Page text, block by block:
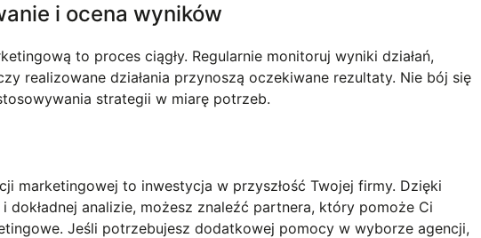
i ocena wyników
to proces ciągły. Regularnie monitoruj wyniki działań,
realizowane działania przynoszą oczekiwane rezultaty. Nie bój się
strategii w miarę potrzeb.
marketingowej to inwestycja w przyszłość Twojej firmy. Dzięki
dokładnej analizie, możesz znaleźć partnera, który pomoże Ci
Jeśli potrzebujesz dodatkowej pomocy w wyborze agencji,